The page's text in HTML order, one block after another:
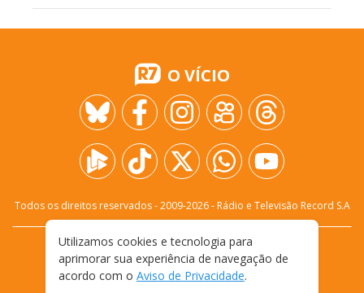
O VÍCIO
Todos os direitos reservados - 2009-2026- Rádio e Televisão Record S.A
FALE CONOSCO
PRIVACIDADE
TERMOS E CONDIÇÕES DE USO
Utilizamos cookies e tecnologia para
aprimorar sua experiência de navegação de
acordo com o Aviso de Privacidade.